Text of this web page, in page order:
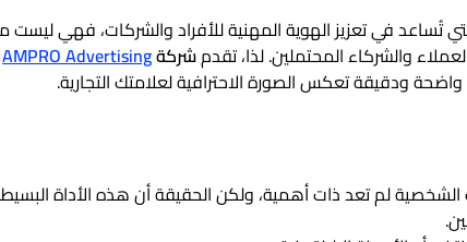
تُساعد في تعزيز الهوية المهنية للأفراد والشركات، فهي
والشركاء المحتملين. لذا، تقدمشركةAMPRO Advertising
ودقيقة تعكس الصورة الاحترافية لعلامتك التجارية.
لم تعد ذات أهمية، ولكن الحقيقة أن هذه الأداة